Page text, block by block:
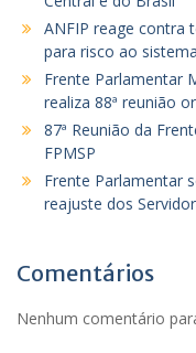
ANFIP reage contra
para risco ao
Frente Parlamentar
realiza 88ª reunião
87ª Reunião da
FPMSP
Frente Parlamentar
reajuste dos
Comentários
Nenhum comentário